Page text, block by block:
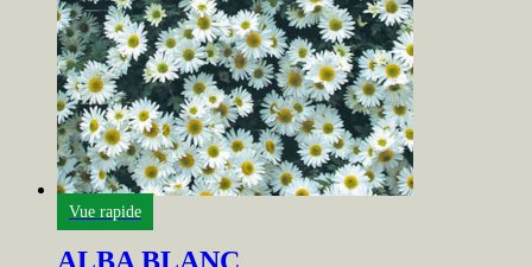
Vue rapide
ALBA BLANC